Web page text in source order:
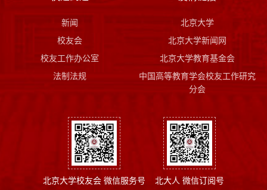
新闻
校友会
校友工作办公室
法制法规
北京大学
北京大学新闻网
北京大学教育基金会
中国高等教育学会校友工作研究
分会
北京大学校友会 微信服务号 北大人 微信订阅号